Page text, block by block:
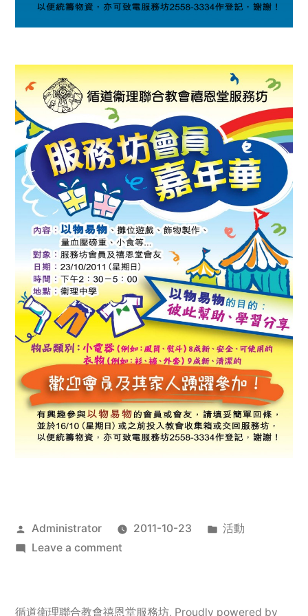
Posted
by
Administrator 2011-10-23
Posted
活動
Leave a commenton
服
循道衛理聯合教會禧恩堂服務坊, Proudly powered by